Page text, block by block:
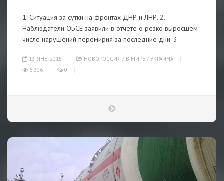
1. Ситуация за сутки на фронтах ДНР и ЛНР. 2.
Наблюдатели ОБСЕ заявили в отчете о резко выросшем
числе нарушений перемирия за последние дни. 3.
13-ЯНВ-2015 НОВОРОССИЯ / В МИРЕ / УКРАИНА
6 306
0